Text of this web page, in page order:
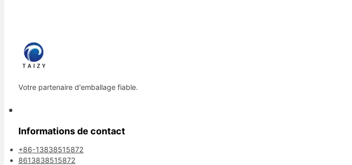
Votre partenaire d'emballage fiable.
Informations de contact
+86-13838515872
8613838515872